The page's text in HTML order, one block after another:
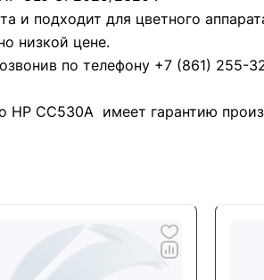
и подходит для цветного
низкой цене.
по телефону +7 (861) 255-
HР CС530A имеет гарантию